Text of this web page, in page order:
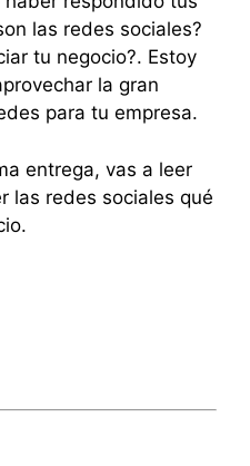
las redes sociales?
tu negocio?. Estoy
la gran
para tu empresa.
entrega, vas a leer
las redes sociales qué